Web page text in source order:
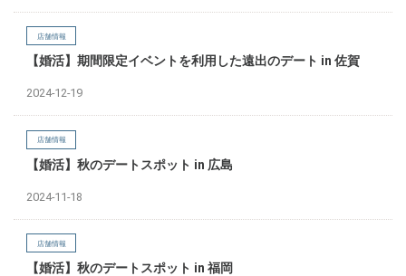
店舗情報
【婚活】期間限定イベントを利用した遠出のデート in 佐賀
2024-12-19
店舗情報
【婚活】秋のデートスポット in 広島
2024-11-18
店舗情報
【婚活】秋のデートスポット in 福岡